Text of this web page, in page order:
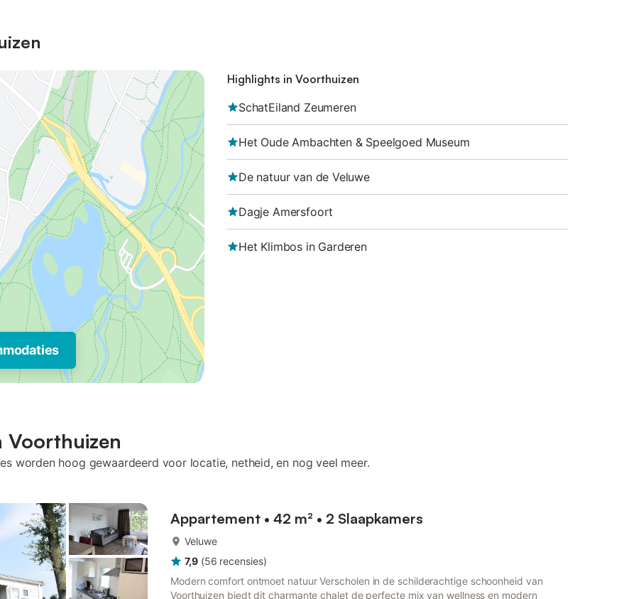
Highlights in Voorthuizen
SchatEiland Zeumeren
Het Oude Ambachten & Speelgoed Museum
De natuur van de Veluwe
Dagje Amersfoort
Het Klimbos in Garderen
Voorthuizen
worden hoog gewaardeerd voor locatie, netheid, en nog veel meer.
Appartement • 42 m² • 2 Slaapkamers
Veluwe
7,9 (56 recensies)
Modern comfort ontmoet natuur Verscholen in de schilderachtige schoonheid van
Voorthuizen biedt dit charmante chalet de perfecte mix van wellness en modern